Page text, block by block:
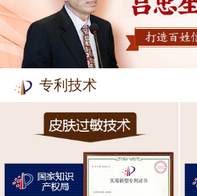
专利技术